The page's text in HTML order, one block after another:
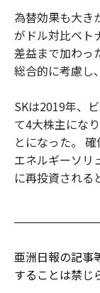
為替効果も大き
がドル対比ベト
差益まで加わっ
総合的に考慮し
SKは2019年、
て4大株主にな
とになった。
エネルギーソリ
に再投資される
亜洲日報の記事
することは禁じ